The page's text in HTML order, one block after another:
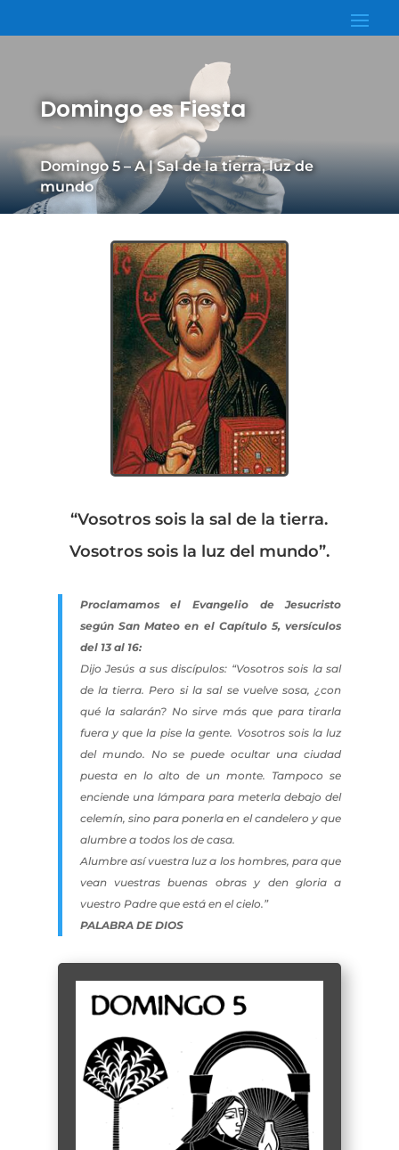
Domingo es Fiesta
Domingo 5 – A | Sal de la tierra, luz de
mundo
“Vosotros sois la sal de la tierra.
Vosotros sois la luz del mundo”.
Proclamamos el Evangelio de Jesucristo
según San Mateo en el Capítulo 5, versículos
del 13 al 16:
Dijo Jesús a sus discípulos: “Vosotros sois la sal
de la tierra. Pero si la sal se vuelve sosa, ¿con
qué la salarán? No sirve más que para tirarla
fuera y que la pise la gente. Vosotros sois la luz
del mundo. No se puede ocultar una ciudad
puesta en lo alto de un monte. Tampoco se
enciende una lámpara para meterla debajo del
celemín, sino para ponerla en el candelero y que
alumbre a todos los de casa.
Alumbre así vuestra luz a los hombres, para que
vean vuestras buenas obras y den gloria a
vuestro Padre que está en el cielo.”
PALABRA DE DIOS